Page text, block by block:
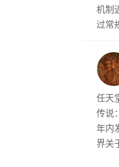
机制
过常
正
工具
并
任
任天
传说
年内
界关